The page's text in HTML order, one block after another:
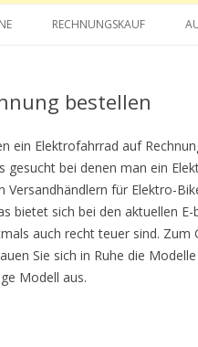
Zum Inhalt
RECHNUNGSKAUF
bestellen
ein Elektrofahrrad auf
gesucht bei denen man ein
Versandhändlern für Elektro-
bietet sich bei den aktuellen E-
auch recht teuer sind. Zum
Sie sich in Ruhe die
Modell aus.